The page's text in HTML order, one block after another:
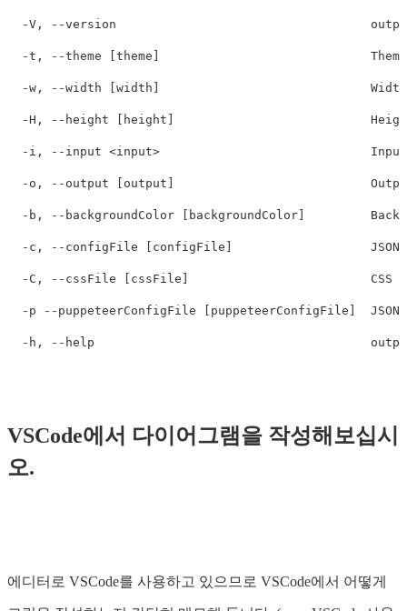
-V , --version
-t , --theme theme]                             Theme
-w , --width width]                             Width of
-H , --height height]                           Height
-i , --input <input>                             Input
-o , --output output]                           Output
-b , --backgroundColor backgroundColor]
-c , --configFile configFile]                   JSON
-C , --cssFile cssFile]                         CSS
-p --puppeteerConfigFile puppeteerConfigFile]
-h , --help
VSCode에서 다이어그램을 작성해보십시
오.
에디터로 VSCode를 사용하고 있으므로 VSCode에서 어떻게